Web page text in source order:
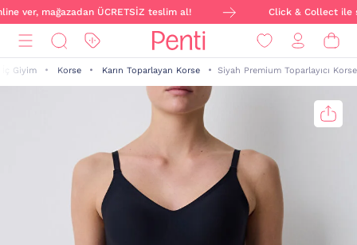
mağazadan ÜCRETSİZ teslim al! Click & Collect ile
İç Giyim Korse Karın Toparlayan Korse Siyah Premium Toparlayıcı Korse